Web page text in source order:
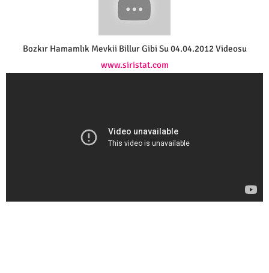
Bozkır Hamamlık Mevkii Billur Gibi Su 04.04.2012 Videosu
www.siristat.com